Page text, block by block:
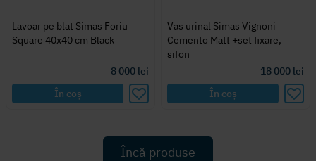
Lavoar pe blat Simas Foriu
Square 40x40 cm Black
8 000 lei
În coș
Vas urinal Simas Vignoni
Cemento Matt +set fixare,
sifon
18 000 lei
În coș
Încă produse